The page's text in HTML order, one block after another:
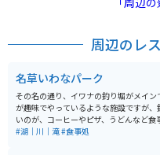
周辺のレ
名草いわなパーク
その名の通り、イワナの釣り堀がメイン
が趣味でやっているような施設ですが、
いのが、コーヒーやピザ、うどんなど食
の林道や散策できる小川にサワガニなど
#湖｜川｜滝#食事処